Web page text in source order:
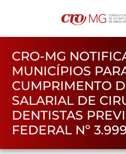
CRO-MG
MUNICÍPIOS
CUMPRIMENTO
SALARIAL DE
DENTISTAS
FEDERAL Nº